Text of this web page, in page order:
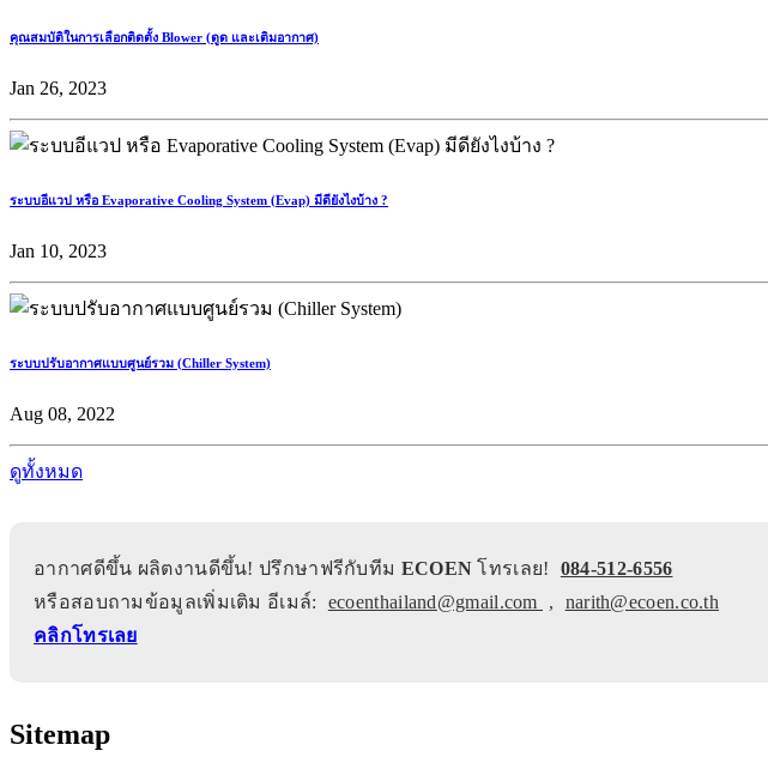
คุณสมบัติในการเลือกติดตั้ง Blower (ดูด และเติมอากาศ)
Jan 26, 2023
ระบบอีแวป หรือ Evaporative Cooling System (Evap) มีดียังไงบ้าง ?
Jan 10, 2023
ระบบปรับอากาศแบบศูนย์รวม (Chiller System)
Aug 08, 2022
ดูทั้งหมด
อากาศดีขึ้น ผลิตงานดีขึ้น! ปรึกษาฟรีกับทีม ECOEN โทรเลย!
084-512-6556
หรือสอบถามข้อมูลเพิ่มเติม อีเมล์:
ecoenthailand@gmail.com ,
narith@ecoen.co.th
คลิกโทรเลย
Sitemap